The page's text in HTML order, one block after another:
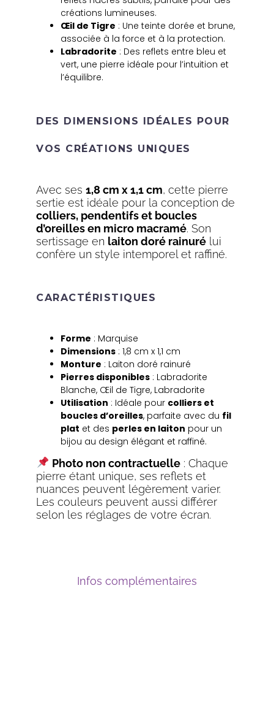
Infos complémentaires
créations lumineuses.
Œil de Tigre : Une teinte dorée et brune,
associée à la force et à la protection.
Labradorite : Des reflets entre bleu et
vert, une pierre idéale pour l’intuition et
l’équilibre.
DES DIMENSIONS IDÉALES POUR
VOS CRÉATIONS UNIQUES
Avec ses1,8 cm x 1,1 cm, cette pierre
sertie est idéale pour la conception de
colliers, pendentifs et boucles
d’oreilles en micro macramé. Son
sertissage en laiton doré rainuré lui
confère un style intemporel et raffiné.
CARACTÉRISTIQUES
Forme : Marquise
Dimensions : 1,8 cm x 1,1 cm
Monture : Laiton doré rainuré
Pierres disponibles : Labradorite
Blanche, Œil de Tigre, Labradorite
Utilisation : Idéale pour colliers et
boucles d’oreilles, parfaite avec du fil
plat et des perles en laiton pour un
bijou au design élégant et raffiné.
Photo non contractuelle: Chaque
pierre étant unique, ses reflets et
nuances peuvent légèrement varier.
Les couleurs peuvent aussi différer
selon les réglages de votre écran.